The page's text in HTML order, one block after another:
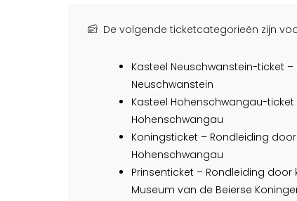
De volgende ticketcategorieën zijn
Kasteel Neuschwanstein-ticket
Neuschwanstein
Kasteel Hohenschwangau-
Hohenschwangau
Koningsticket – Rondleiding
Hohenschwangau
Prinsenticket – Rondleiding
Museum van de Beierse